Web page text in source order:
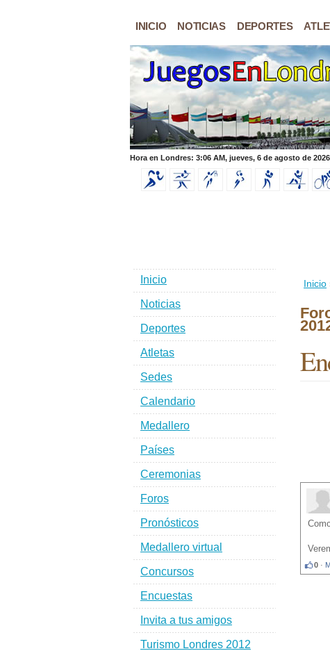
INICIO NOTICIAS DEPORTES
Hora en Londres: 3:06 AM, jueves, 6 de agosto de 2026
Inicio
0 ·
Inicio
Noticias
Deportes
Atletas
Sedes
Calendario
Medallero
Países
Ceremonias
Foros
Pronósticos
Medallero virtual
Concursos
Encuestas
Invita a tus amigos
Turismo Londres 2012